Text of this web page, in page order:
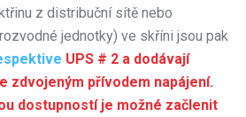
z distribuční sítě nebo
jednotky) ve skříni jsou pak
UPS # 2 a dodávají
zdvojeným přívodem napájení.
dostupností je možné začlenit